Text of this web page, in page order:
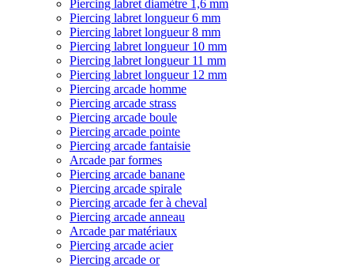
Piercing labret diamètre 1,6 mm
Piercing labret longueur 6 mm
Piercing labret longueur 8 mm
Piercing labret longueur 10 mm
Piercing labret longueur 11 mm
Piercing labret longueur 12 mm
Piercing arcade homme
Piercing arcade strass
Piercing arcade boule
Piercing arcade pointe
Piercing arcade fantaisie
Arcade par formes
Piercing arcade banane
Piercing arcade spirale
Piercing arcade fer à cheval
Piercing arcade anneau
Arcade par matériaux
Piercing arcade acier
Piercing arcade or